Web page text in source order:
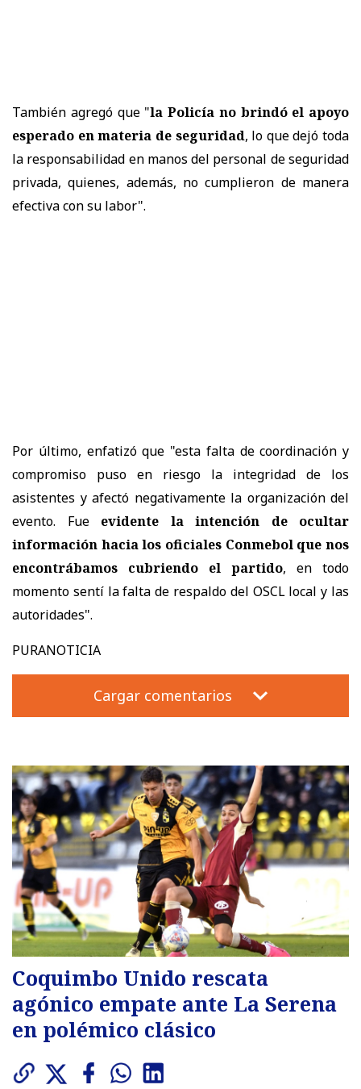
También agregó que "la Policía no brindó el apoyo
esperado en materia de seguridad, lo que dejó toda
la responsabilidad en manos del personal de seguridad
privada, quienes, además, no cumplieron de manera
efectiva con su labor".
Por último, enfatizó que "esta falta de coordinación y
compromiso puso en riesgo la integridad de los
asistentes y afectó negativamente la organización del
evento. Fue evidente la intención de ocultar
información hacia los oficiales Conmebol que nos
encontrábamos cubriendo el partido, en todo
momento sentí la falta de respaldo del OSCL local y las
autoridades".
PURANOTICIA
Cargar comentarios
Coquimbo Unido rescata
agónico empate ante La Serena
en polémico clásico